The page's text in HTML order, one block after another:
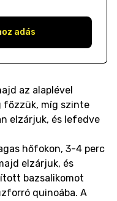
adás
az alaplével
főzzük, míg szinte
elzárjuk, és lefedve
hőfokon, 3-4 perc
elzárjuk, és
bazsalikomot
quinoába. A